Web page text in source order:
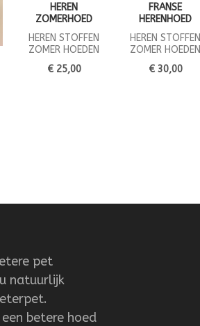
HEREN
ZOMERHOED
HEREN STOFFEN
ZOMER HOEDEN
€ 25,00
FRANSE
HERENHOED
HEREN STOFFEN
ZOMER HOEDEN
€ 30,00
pet
natuurlijk
betere hoed